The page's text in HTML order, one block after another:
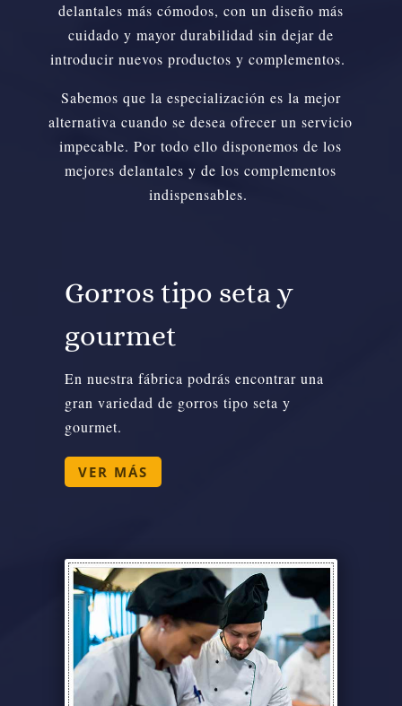
delantales más cómodos, con un diseño más
cuidado y mayor durabilidad sin dejar de
introducir nuevos productos y complementos.
Sabemos que la especialización es la mejor
alternativa cuando se desea ofrecer un servicio
impecable. Por todo ello disponemos de los
mejores delantales y de los complementos
indispensables.
Gorros tipo seta y
gourmet
En nuestra fábrica podrás encontrar una
gran variedad de gorros tipo seta y
gourmet.
VER MÁS